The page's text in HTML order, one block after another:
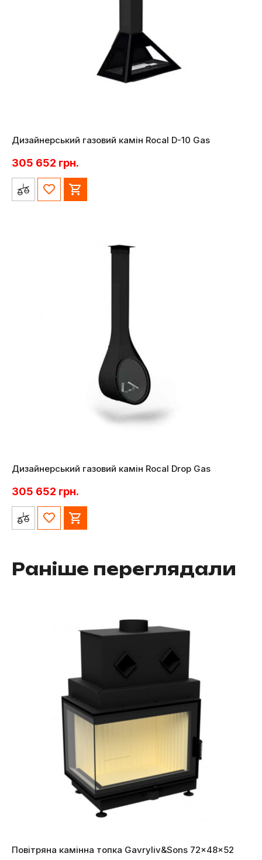
Дизайнерський газовий камін Rocal D-10 Gas
305 652 грн.
Дизайнерський газовий камін Rocal Drop Gas
305 652 грн.
Раніше переглядали
Повітряна камінна топка Gavryliv&Sons 72x48x52